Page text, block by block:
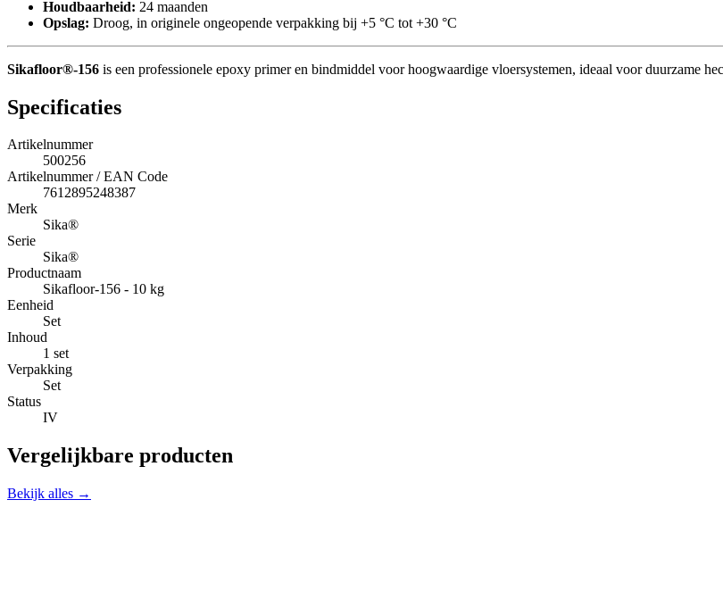
Houdbaarheid: 24 maanden
Opslag: Droog, in originele ongeopende verpakking bij +5 °C tot +30 °C
Sikafloor®-156 is een professionele epoxy primer en bindmiddel voor hoogwaardige vloersystemen, ideaal voor duurzame
Specificaties
Artikelnummer
500256
Artikelnummer / EAN Code
7612895248387
Merk
Sika®
Serie
Sika®
Productnaam
Sikafloor-156 - 10 kg
Eenheid
Set
Inhoud
1 set
Verpakking
Set
Status
IV
Vergelijkbare producten
Bekijk alles →